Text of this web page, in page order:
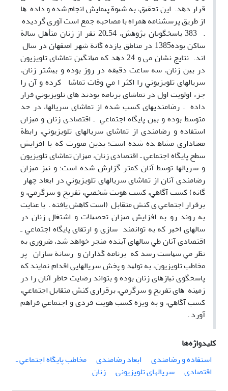
ﻗﺮار دﻫﺪ. اﻳﻦ ﺗﺤﻘﻴﻖ، ﺑﻪ ﺷﻴﻮة ﭘﻴﻤﺎﻳﺶ اﻧﺠﺎم ﺷﺪه و داده ﻫﺎ
از ﻃﺮﻳﻖ ﭘﺮﺳﺸﻨﺎﻣﻪ ﻫﻤﺮاه ﺑﺎ ﻣﺼﺎﺣﺒﻪ ﺟﻤﻊ اﺳﺖ آوری ﮔﺮدﻳﺪه
. 383 ﭘﺎﺳﺨﮕﻮﻳﺎن ﭘﮋوﻫﺶ، 54ـ20 ﻧﻔﺮ از زﻧﺎن ﻣﺘﺄﻫﻞ ﺳﺎﻟﺔ
ﺳﺎﻛﻦ ﺑﻮده1385 در ﻣﻨﺎﻃﻖ ﻳﺎزده ﮔﺎﻧﺔ ﺷﻬﺮ اﺻﻔﻬﺎن در ﺳﺎل
اﻧﺪ. ﻧﺘﺎﻳﺞ ﻧﺸﺎن ﻣﻲ و 24 دﻫﺪ ﻛﻪ ﻣﻴﺎﻧﮕﻴﻦ ﺗﻤﺎﺷﺎی ﺗﻠﻮﻳﺰﻳﻮن
در ﺑﻴﻦ زﻧﺎن، ﺳﻪ ﺳﺎﻋﺖ دﻗﻴﻘﻪ در روز ﺑﻮده و ﺑﻴﺸﺘﺮ زﻧﺎن،
ﺳﺮﻳﺎﻟﻬﺎی ﺗﻠﻮﻳﺰﻳﻮﻧﻲ را اﻛﺜﺮ ا ﻣﻲ وﻗﺎت ﺗﻤﺎﺷﺎ ﻛﺮده و آن را
ﺟﺰء اوﻟﻮﻳﺖ اول در ﺗﻤﺎﺷﺎی ﺑﺮﻧﺎﻣﻪ ﺑﻮدﻧﺪ ﻫﺎی ﺗﻠﻮﻳﺰﻳﻮﻧﻲ ﻗﺮار
داده . رﺿﺎﻣﻨﺪﻳﻬﺎی ﻛﺴﺐ ﺷﺪه از ﺗﻤﺎﺷﺎی ﺳﺮﻳﺎﻟﻬﺎ، در ﺣﺪ
ﻣﺘﻮﺳﻂ ﺑﻮده و ﺑﻴﻦ ﭘﺎﻳﮕﺎه اﺟﺘﻤﺎﻋﻲ ـ اﻗﺘﺼﺎدی زﻧﺎن و ﻣﻴﺰان
اﺳﺘﻔﺎده و رﺿﺎﻣﻨﺪی از ﺗﻤﺎﺷﺎی ﺳﺮﻳﺎﻟﻬﺎی ﺗﻠﻮﻳﺰﻳﻮﻧﻲ، راﺑﻄﺔ
ﻣﻌﻨﺎداری ﻣﺸﺎﻫ ﺪه ﺷﺪه اﺳﺖ؛ ﺑﺪﻳﻦ ﺻﻮرت ﻛﻪ ﺑﺎ اﻓﺰاﻳﺶ
ﺳﻄﺢ ﭘﺎﻳﮕﺎه اﺟﺘﻤﺎﻋﻲ ـ اﻗﺘﺼﺎدی زﻧﺎن، ﻣﻴﺰان ﺗﻤﺎﺷﺎی ﺗﻠﻮﻳﺰﻳﻮن
و ﺳﺮﻳﺎﻟﻬﺎ ﺗﻮﺳﻂ آﻧﺎن ﻛﻤﺘﺮ ﮔﺰارش ﺷﺪه اﺳﺖ؛ و ﻧﻴﺰ ﻣﻴﺰان
رﺿﺎﻣﻨﺪی آﻧﺎن از ﺗﻤﺎﺷﺎی ﺳﺮﻳﺎﻟﻬﺎی ﺗﻠﻮﻳﺰﻳﻮﻧﻲ در اﺑﻌﺎد ﭼﻬﺎر
ﮔﺎﻧﻪ) ﻛﺴﺐ آﮔﺎﻫﻲ، ﻛﺴﺐ ﻫﻮﻳﺖ ﺷﺨﺼﻲ، ﺗﻔﺮﻳﺢ و ﺳﺮﮔﺮﻣﻲ، و
ﺑﺮﻗﺮار اﺟﺘﻤﺎﻋﻲ ی ﻛﻨﺶ ﻣﺘﻘﺎﺑﻞ (اﺳﺖ ﻛﺎﻫﺶ ﻳﺎﻓﺘﻪ . ﺑﺎ ﻋﻨﺎﻳﺖ
ﺑﻪ روﻧﺪ رو ﺑﻪ اﻓﺰاﻳﺶ ﻣﻴﺰان ﺗﺤﺼﻴﻼت و اﺷﺘﻐﺎل زﻧﺎن در
ﺳﺎﻟﻬﺎی اﺧﻴﺮ ﻛﻪ ﺑﻪ ﺗﻮاﻧﻤﻨﺪ ﺳﺎزی و ارﺗﻘﺎی ﭘﺎﻳﮕﺎه اﺟﺘﻤﺎﻋﻲ ـ
اﻗﺘﺼﺎدی آﻧﺎن ﻃﻲ ﺳﺎﻟﻬﺎی آﻳﻨﺪه ﻣﻨﺠﺮ ﺧﻮاﻫﺪ ﺷﺪ، ﺿﺮوری ﺑﻪ
ﻧﻈﺮ ﻣﻲ ﺳﻴﺎﺳﺖ رﺳﺪ ﻛﻪ ﺑﺮﻧﺎﻣﻪ ﮔﺬاران و رﺳﺎﻧﺔ ﺳﺎزان ﭘﺮ
ﻣﺨﺎﻃﺐ ﺗﻠﻮﻳﺰﻳﻮن، ﺑﻪ ﺗﻮﻟﻴﺪ و ﭘﺨﺶ ﺳﺮﻳﺎﻟﻬﺎﻳﻲ اﻗﺪام ﻧﻤﺎﻳﻨﺪ ﻛﻪ
ﭘﺎﺳﺨﮕﻮی ﻧﻴﺎزﻫﺎی زﻧﺎن ﺑﻮده و ﺑﺘﻮاﻧﺪ رﺿﺎﻳﺖ ﺧﺎﻃﺮ آﻧﺎن را در
زﻣﻴﻨﻪ ﻫﺎی ﺗﻔﺮﻳﺢ و ﺳﺮﮔﺮﻣﻲ، ﺑﺮﻗﺮاری ﻛﻨﺶ ﻣﺘﻘﺎﺑﻞ اﺟﺘﻤﺎﻋﻲ،
ﻛﺴﺐ آﮔﺎﻫﻲ، و ﺑﻪ وﻳﮋه ﻛﺴﺐ ﻫﻮﻳﺖ ﻓﺮدی و اﺟﺘﻤﺎﻋﻲ ﻓﺮاﻫﻢ
آورد .
کلیدواژه‌ها
اﺳﺘﻔﺎده و رضامندی
اﺑﻌﺎد رﺿﺎﻣﻨﺪی
ﻣﺨﺎﻃﺐ ﭘﺎﻳﮕﺎه اﺟﺘﻤﺎﻋﻲ ـ
اﻗﺘﺼﺎدی
سریالهای ﺗﻠﻮﻳﺰﻳﻮﻧﻲ زﻧﺎن